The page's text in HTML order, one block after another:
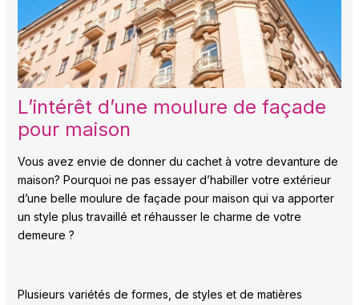
L’intérêt d’une moulure de façade
pour maison
Vous avez envie de donner du cachet à votre devanture de
maison? Pourquoi ne pas essayer d’habiller votre extérieur
d’une belle moulure de façade pour maison qui va apporter
un style plus travaillé et réhausser le charme de votre
demeure ?
Plusieurs variétés de formes, de styles et de matières